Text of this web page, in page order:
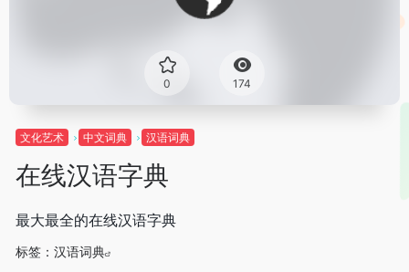
0 174
文化艺术 中文词典 汉语词典
在线汉语字典
最大最全的在线汉语字典
标签： 汉语词典